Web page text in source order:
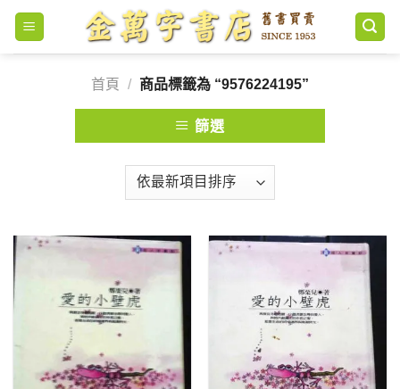
Skip
content
首頁
/ 商品標籤為 “9576224195”
篩選